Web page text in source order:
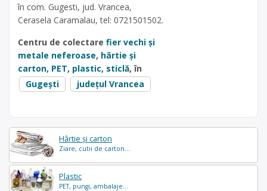
Hârtie și carton
Ziare, cutii de carton...
Plastic
PET, pungi, ambalaje...
în com. Gugesti, jud. Vrancea,
Cerasela Caramalau, tel: 0721501502.
Centru de colectare fier vechi și
metale neferoase, hârtie și
carton, PET, plastic, sticlă, în
Gugești
județul Vrancea